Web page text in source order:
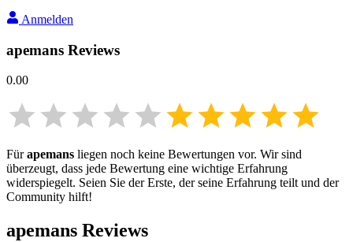
Anmelden
apemans Reviews
0.00
Fürapemans liegen noch keine Bewertungen vor. Wir sind
überzeugt, dass jede Bewertung eine wichtige Erfahrung
widerspiegelt. Seien Sie der Erste, der seine Erfahrung teilt und der
Community hilft!
apemans Reviews